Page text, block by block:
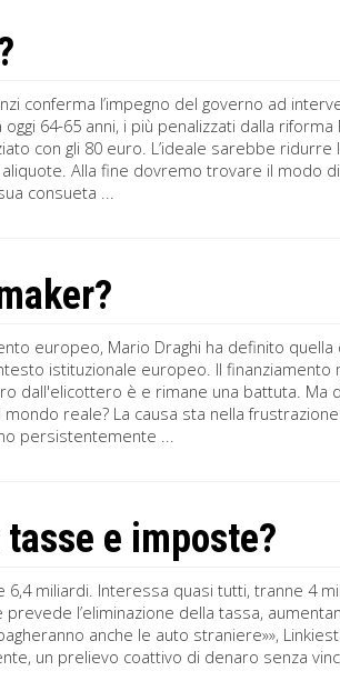
conferma l’impegno del governo ad
64-65 anni, i più penalizzati dalla
con gli 80 euro. L’ideale sarebbe
Alla fine dovremo trovare il modo
consueta ...
europeo, Mario Draghi ha definito
istituzionale europeo. Il
dall'elicottero è e rimane una battuta.
reale? La causa sta nella
persistentemente ...
e imposte?
6,4 miliardi. Interessa quasi tutti, tranne 4
l’eliminazione della tassa,
anche le auto straniere»»,
un prelievo coattivo di denaro senza